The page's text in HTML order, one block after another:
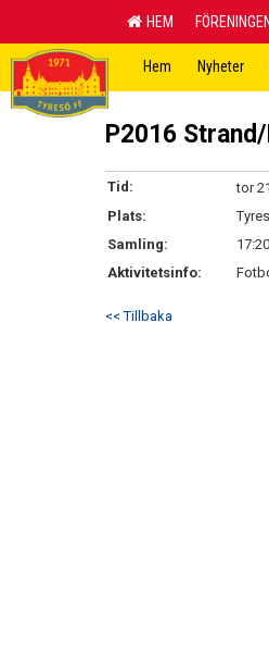
HEM FÖRENINGEN
Hem Nyheter
P2016
Tid:
tor
Plats:
Samling:
17:20
Aktivitetsinfo:
<< Tillbaka